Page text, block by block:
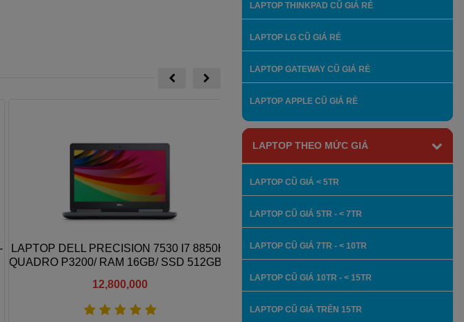
LAPTOP DELL PRECISION 7530 I7 8850H/
QUADRO P3200/ RAM 16GB/ SSD 512GB +
12,800,000
LAPTOP DELL INSPIRON 5548/ CPU I5/
RAM 4G/ HDD 500G/ 15.6 IN
4,800,000
LAPTOP THINKPAD CŨ GIÁ RẺ
LAPTOP LG CŨ GIÁ RẺ
LAPTOP GATEWAY CŨ GIÁ RẺ
LAPTOP APPLE CŨ GIÁ RẺ
LAPTOP THEO MỨC GIÁ
LAPTOP CŨ GIÁ < 5TR
LAPTOP CŨ GIÁ 5TR - < 7TR
LAPTOP CŨ GIÁ 7TR - < 10TR
LAPTOP CŨ GIÁ 10TR - < 15TR
LAPTOP CŨ GIÁ TRÊN 15TR